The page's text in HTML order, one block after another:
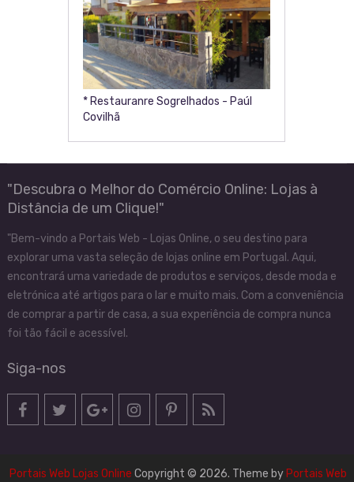
* Restauranre Sogrelhados - Paúl
Covilhã
"Descubra o Melhor do Comércio Online: Lojas à
Distância de um Clique!"
"Bem-vindo a Portais Web - Lojas Online, o seu destino para
explorar uma vasta seleção de lojas online em Portugal. Aqui,
encontrará uma variedade de produtos e serviços, desde moda e
eletrónica até artigos para o lar e muito mais. Com a conveniência
de comprar a partir de casa, a sua experiência de compra nunca
foi tão fácil e acessível.
Siga-nos
Portais Web Lojas Online Copyright © 2026. Theme by Portais Web